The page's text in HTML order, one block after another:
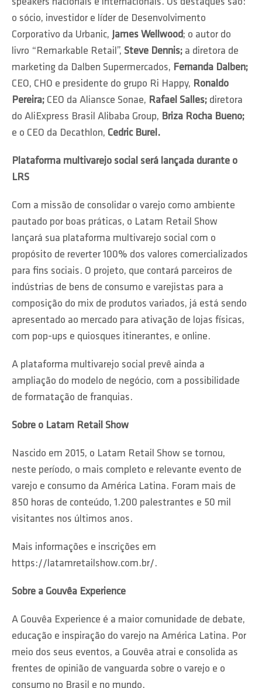
o sócio, investidor e líder de Desenvolvimento
Corporativo da Urbanic, James Wellwood; o autor do
livro “Remarkable Retail”, Steve Dennis; a diretora de
marketing da Dalben Supermercados, Fernanda Dalben;
CEO, CHO e presidente do grupo Ri Happy, Ronaldo
Pereira; CEO da Aliansce Sonae, Rafael Salles; diretora
do AliExpress Brasil Alibaba Group, Briza Rocha Bueno;
e o CEO da Decathlon, Cedric Burel.
Plataforma multivarejo social será lançada durante o
LRS
Com a missão de consolidar o varejo como ambiente
pautado por boas práticas, o Latam Retail Show
lançará sua plataforma multivarejo social com o
propósito de reverter 100% dos valores comercializados
para fins sociais. O projeto, que contará parceiros de
indústrias de bens de consumo e varejistas para a
composição do mix de produtos variados, já está sendo
apresentado ao mercado para ativação de lojas físicas,
com pop-ups e quiosques itinerantes, e online.
A plataforma multivarejo social prevê ainda a
ampliação do modelo de negócio, com a possibilidade
de formatação de franquias.
Sobre o Latam Retail Show
Nascido em 2015, o Latam Retail Show se tornou,
neste período, o mais completo e relevante evento de
varejo e consumo da América Latina. Foram mais de
850 horas de conteúdo, 1.200 palestrantes e 50 mil
visitantes nos últimos anos.
Mais informações e inscrições em
https://latamretailshow.com.br/.
Sobre a Gouvêa Experience
A Gouvêa Experience é a maior comunidade de debate,
educação e inspiração do varejo na América Latina. Por
meio dos seus eventos, a Gouvêa atrai e consolida as
frentes de opinião de vanguarda sobre o varejo e o
consumo no Brasil e no mundo.